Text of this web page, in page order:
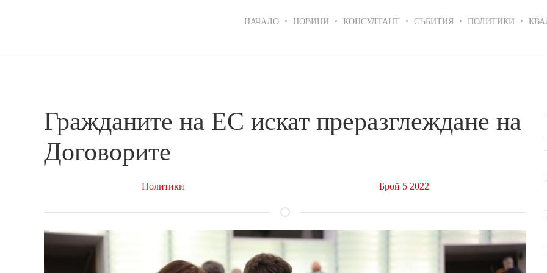
navigation
НАЧАЛО НОВИНИ КОНСУЛТАНТ СЪБИТИЯ ПОЛИТИКИ
Гражданите на ЕС искат преразглеждане на
Договорите
Политики Брой 5 2022